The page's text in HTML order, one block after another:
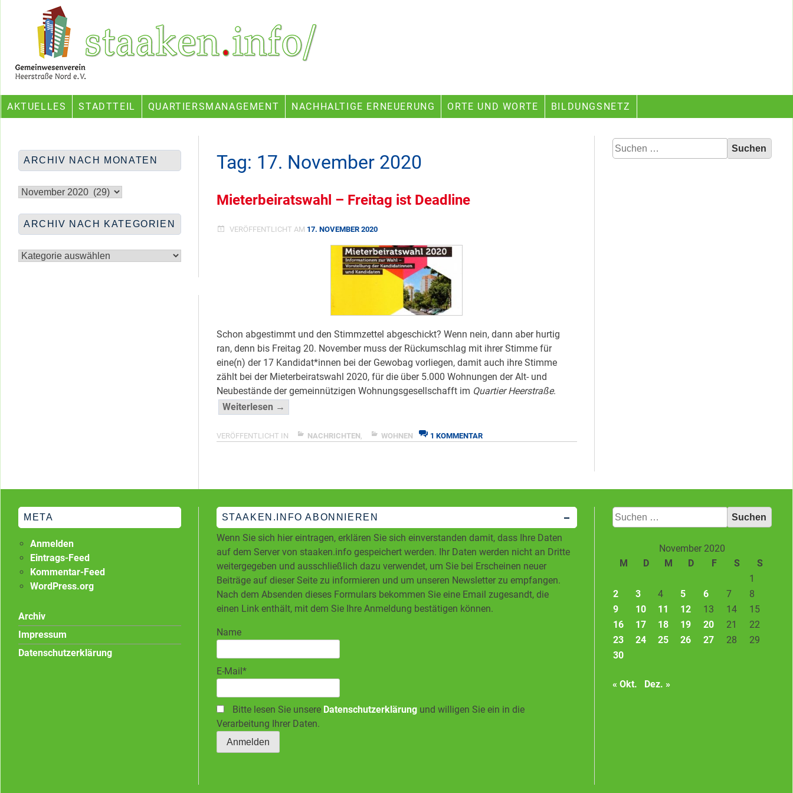
Ein Projekt des Gemeinwesenvereins Heerstraße Nord
AKTUELLES STADTTEIL QUARTIERSMANAGEMENT NACHHALTIGE ERNEUERUNG ORTE UND WORTE BILDUNGSNETZ
Tag: 17. November 2020
Mieterbeiratswahl – Freitag ist Deadline
VERÖFFENTLICHT AM 17. NOVEMBER 2020
Schon abgestimmt und den Stimmzettel abgeschickt? Wenn nein, dann aber hurtig
ran, denn bis Freitag 20. November muss der Rückumschlag mit ihrer Stimme für
eine(n) der 17 Kandidat*innen bei der Gewobag vorliegen, damit auch ihre Stimme
zählt bei der Mieterbeiratswahl 2020, für die über 5.000 Wohnungen der Alt- und
Neubestände der gemeinnützigen Wohnungsgesellschafft im Quartier Heerstraße.
Weiterlesen →
Freitag
VERÖFFENTLICHT IN NACHRICHTEN, WOHNEN 1 KOMMENTARZU
DEADLINE
ARCHIV NACH MONATEN
nach
ARCHIV NACH KATEGORIEN
nach
Suchen
nach:
STAAKEN.INFO ABONNIEREN
Wenn Sie sich hier eintragen, erklären Sie sich einverstanden damit, dass Ihre Daten
auf dem Server von staaken.info gespeichert werden. Ihr Daten werden nicht an Dritte
weitergegeben und ausschließlich dazu verwendet, um Sie bei Erscheinen neuer
Beiträge auf dieser Seite zu informieren und um unseren Newsletter zu empfangen.
Nach dem Absenden dieses Formulars bekommen Sie eine Email zugesandt, die
einen Link enthält, mit dem Sie Ihre Anmeldung bestätigen können.
Name
E-Mail*
Bitte lesen Sie unsere Datenschutzerklärungund willigen Sie ein in die
Verarbeitung Ihrer Daten.
META
Anmelden
Eintrags-Feed
Kommentar-Feed
WordPress.org
Archiv
Impressum
Datenschutzerklärung
Suchen
nach:
November 2020
M
D M D F S
S
1
2
3 4 5 6 7
8
9
10 11 12 13 14
15
16
17 18 19 20 21
22
23
24 25 26 27 28
29
30
« Okt. Dez. »